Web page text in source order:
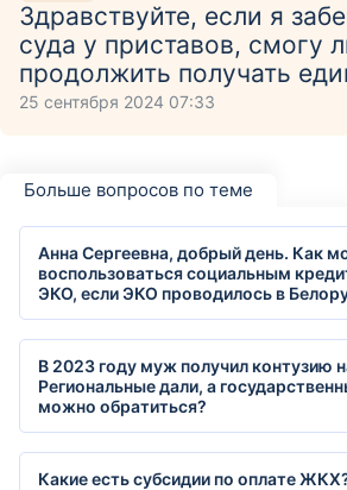
Здравствуйте, если я
суда у приставов, смогу
продолжить получать
25 сентября 2024 07:33
Больше вопросов по теме
Анна Сергеевна, добрый день. Как
воспользоваться социальным
ЭКО, если ЭКО проводилось в
В 2023 году муж получил контузию
Региональные дали, а
можно обратиться?
Какие есть субсидии по оплате